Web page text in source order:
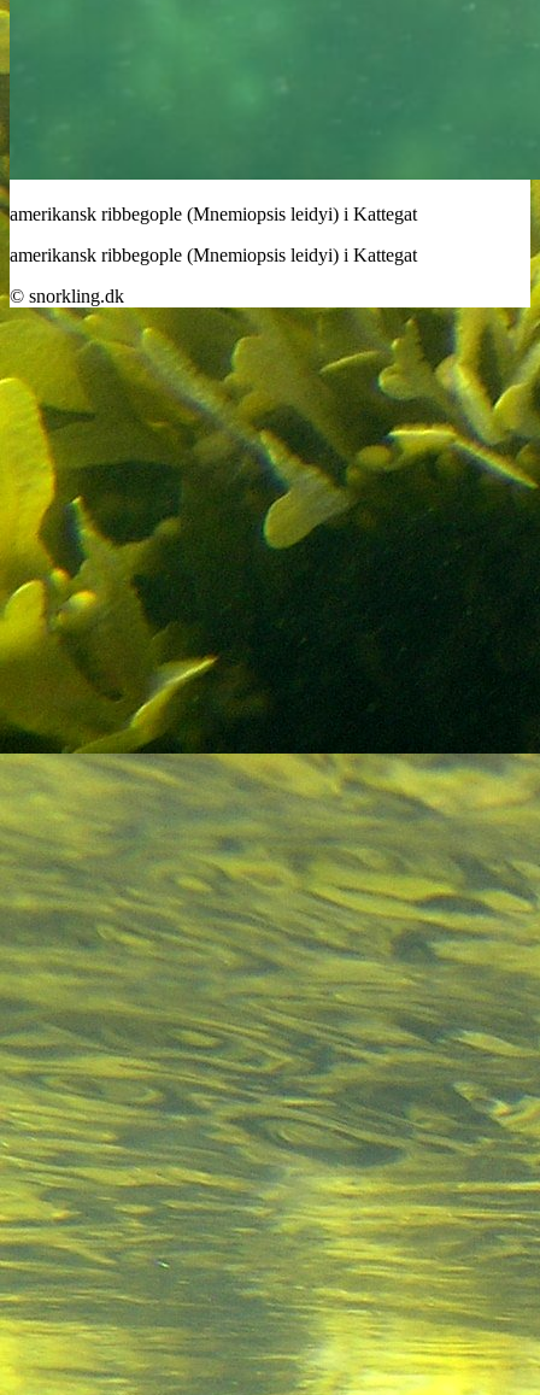
amerikansk ribbegople (Mnemiopsis leidyi) i Kattegat
amerikansk ribbegople (Mnemiopsis leidyi) i Kattegat
© snorkling.dk